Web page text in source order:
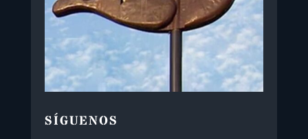
SÍGUENOS